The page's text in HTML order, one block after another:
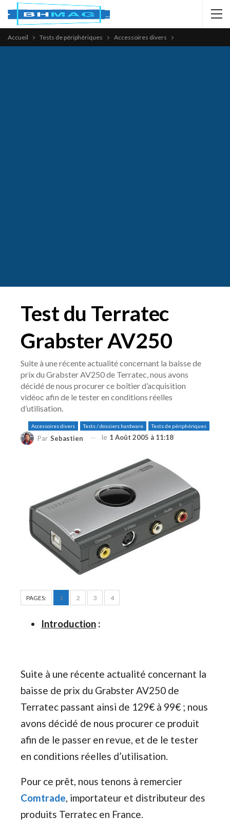
Accueil Tests de périphériques Accessoires divers
Test du Terratec
Grabster AV250
Suite à une récente actualité concernant la baisse de
prix du Grabster AV250 de Terratec, nous avons
décidé de nous procurer ce boîtier d’acquisition
vidéoc afin de le tester en conditions réelles
d’utilisation.
Accessoires divers Tests / dossiers hardware Tests de périphériques
Par Sebastien le 1 Août 2005 à 11:18
PAGES: 1 2 3 4
Introduction :
Suite à une récente actualité concernant la
baisse de prix du Grabster AV250 de
Terratec passant ainsi de 129€ à 99€ ; nous
avons décidé de nous procurer ce produit
afin de le passer en revue, et de le tester
en conditions réelles d’utilisation.
Pour ce prêt, nous tenons à remercier
Comtrade, importateur et distributeur des
produits Terratec en France.